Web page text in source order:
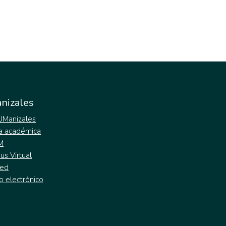
académica
Virtual
electrónico